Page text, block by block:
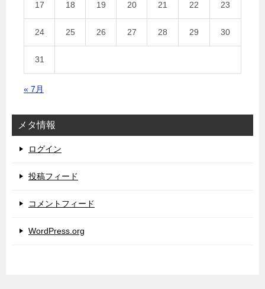
17 18 19 20 21 22 23
24 25 26 27 28 29 30
31
« 7月
メタ情報
ログイン
投稿フィード
コメントフィード
WordPress.org